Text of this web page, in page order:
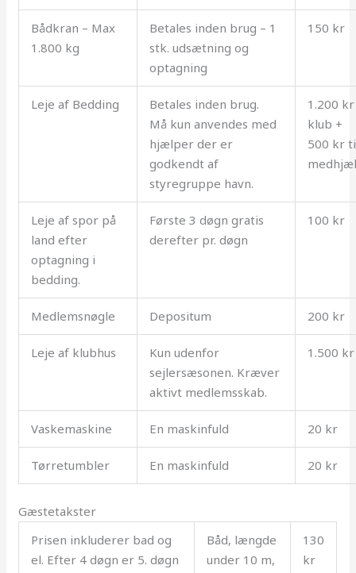
Bådkran – Max
1.800 kg
Betales inden brug – 1
stk. udsætning og
optagning
150 kr
Leje af Bedding
Betales inden brug.
Må kun anvendes med
hjælper der er
godkendt af
styregruppe havn.
1.200
klub +
500 kr
Leje af spor på
land efter
optagning i
bedding.
Første 3 døgn gratis
derefter pr. døgn
100 kr
Medlemsnøgle Depositum 200 kr
Leje af klubhus
Kun udenfor
sejlersæsonen. Kræver
aktivt medlemsskab.
1.500 kr
Vaskemaskine En maskinfuld 20 kr
Tørretumbler En maskinfuld 20 kr
Gæstetakster
Prisen inkluderer bad og
el. Efter 4 døgn er 5. døgn
Båd, længde
under 10 m,
130
kr